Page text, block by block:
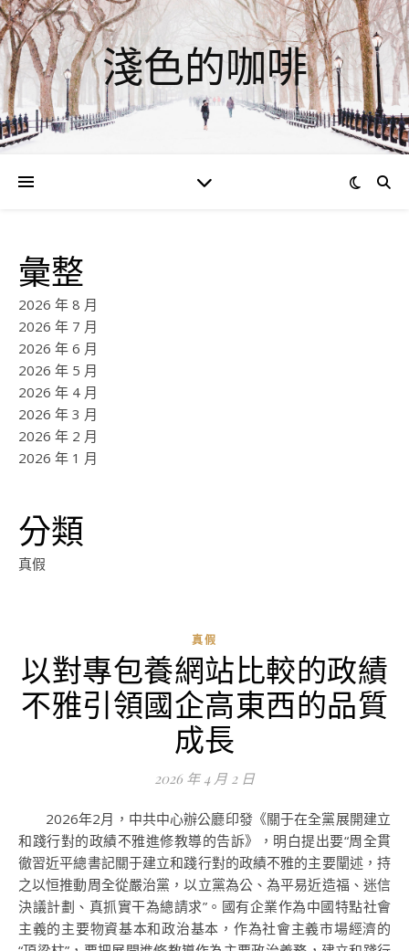
淺色的咖啡
彙整
2026 年 8 月
2026 年 7 月
2026 年 6 月
2026 年 5 月
2026 年 4 月
2026 年 3 月
2026 年 2 月
2026 年 1 月
分類
真假
真假
以對專包養網站比較的政績
不雅引領國企高東西的品質
成長
2026 年 4 月 2 日
2026年2月，中共中心辦公廳印發《關于在全黨展開建立
和踐行對的政績不雅進修教導的告訴》，明白提出要“周全貫
徹習近平總書記關于建立和踐行對的政績不雅的主要闡述，持
之以恒推動周全從嚴治黨，以立黨為公、為平易近造福、迷信
決議計劃、真抓實干為總請求”。國有企業作為中國特點社會
主義的主要物資基本和政治基本，作為社會主義市場經濟的